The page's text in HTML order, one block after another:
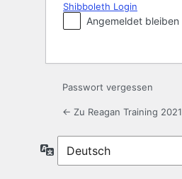
Shibboleth Login
Angemeldet bleiben
Passwort vergessen
← Zu Reagan Training 2021
Sprache